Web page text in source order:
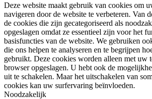
Deze website maakt gebruik van cookies om
navigeren door de website te verbeteren. Van
de cookies die zijn gecategoriseerd als
opgeslagen omdat ze essentieel zijn voor het
basisfuncties van de website. We gebruiken
die ons helpen te analyseren en te begrijpen
gebruikt. Deze cookies worden alleen met uw
browser opgeslagen. U hebt ook de
uit te schakelen. Maar het uitschakelen van
cookies kan uw surfervaring beïnvloeden.
Noodzakelijk